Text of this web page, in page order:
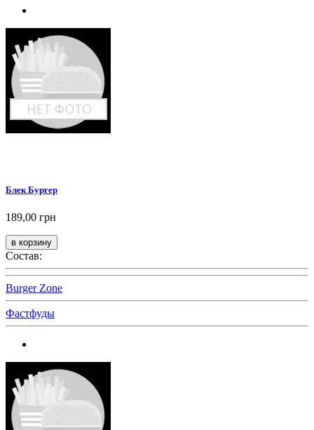
Блек Бургер
189,00 грн
Состав:
Burger Zone
Фастфуды